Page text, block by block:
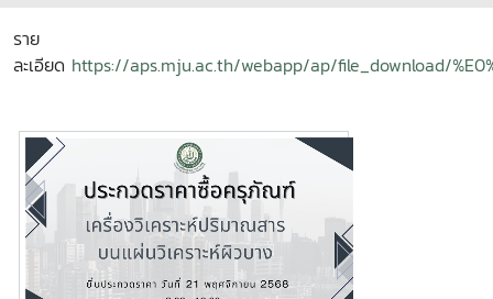
ราย
ละเอียด https://aps.mju.ac.th/webapp/ap/file_download/